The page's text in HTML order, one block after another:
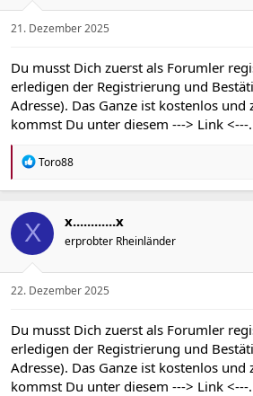
e
n
21. Dezember 2025
Du musst Dich zuerst als Forumler
erledigen der Registrierung und
Adresse). Das Ganze ist kostenlos und
kommst Du unter diesem ---> Link <---.
R
a
t
i
o
e
n
Toro88
X x............x
erprobter Rheinländer
22. Dezember 2025
Du musst Dich zuerst als Forumler
erledigen der Registrierung und
Adresse). Das Ganze ist kostenlos und
kommst Du unter diesem ---> Link <---.